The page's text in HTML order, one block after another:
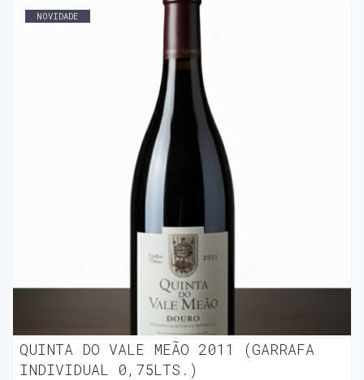
NOVIDADE
QUINTA DO VALE MEÃO 2011 (GARRAFA
INDIVIDUAL 0,75LTS.)